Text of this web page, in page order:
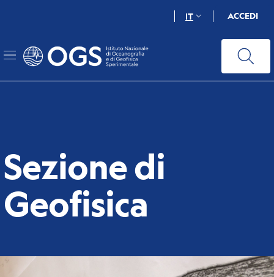
principale
IT ACCEDI
Sezione di
Geofisica